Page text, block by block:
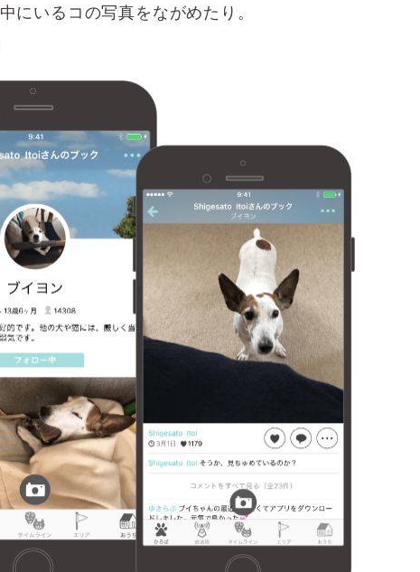
にいるコの写真をながめたり。